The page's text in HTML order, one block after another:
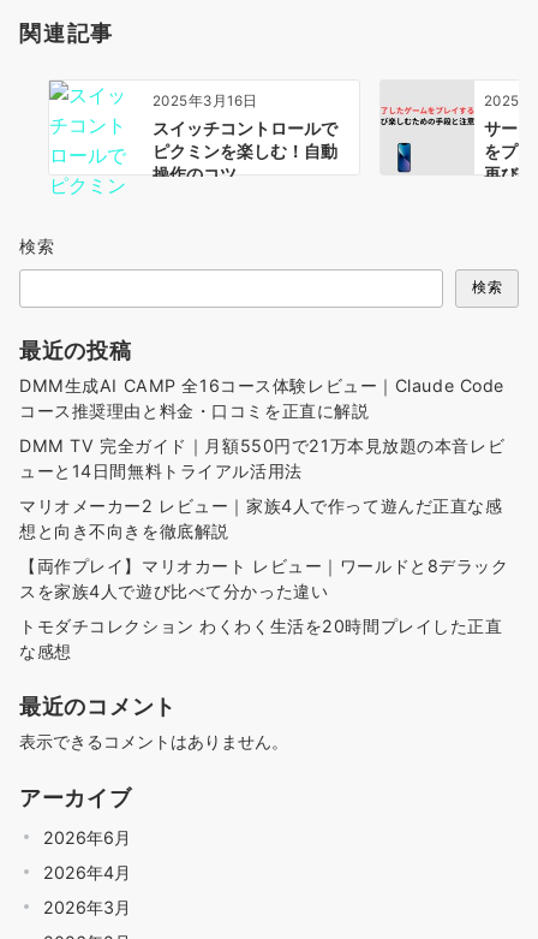
関連記事
2025年3月16日
スイッチコントロールで
ピクミンを楽しむ！自動
操作のコツ
2025年
サー
をプ
再び
検索
検索
最近の投稿
DMM生成AI CAMP 全16コース体験レビュー｜Claude Code
コース推奨理由と料金・口コミを正直に解説
DMM TV 完全ガイド｜月額550円で21万本見放題の本音レビ
ューと14日間無料トライアル活用法
マリオメーカー2 レビュー｜家族4人で作って遊んだ正直な感
想と向き不向きを徹底解説
【両作プレイ】マリオカート レビュー｜ワールドと8デラック
スを家族4人で遊び比べて分かった違い
トモダチコレクション わくわく生活を20時間プレイした正直
な感想
最近のコメント
表示できるコメントはありません。
アーカイブ
2026年6月
2026年4月
2026年3月